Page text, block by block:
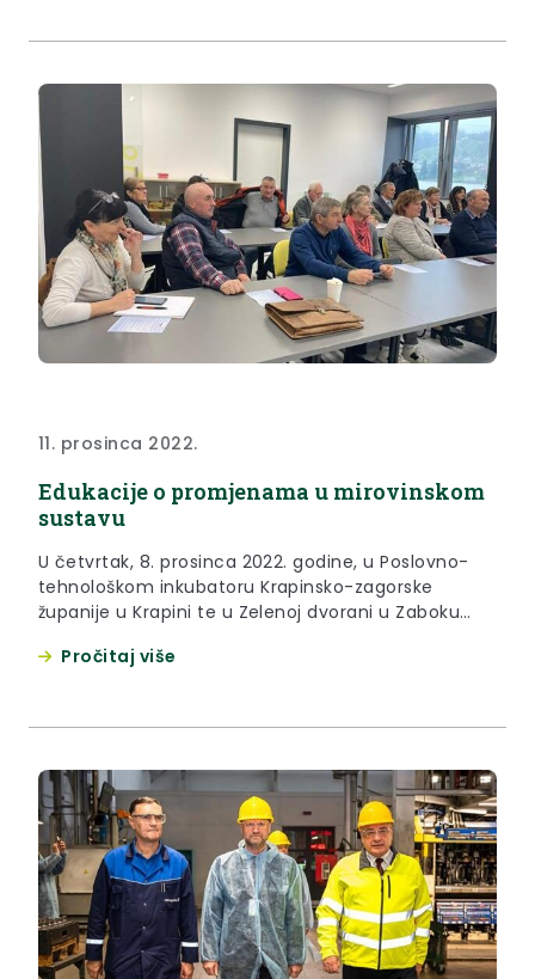
11. prosinca 2022.
Edukacije o promjenama u mirovinskom
sustavu
U četvrtak, 8. prosinca 2022. godine, u Poslovno-
tehnološkom inkubatoru Krapinsko-zagorske
županije u Krapini te u Zelenoj dvorani u Zaboku
umirovljenika s područja županije u organizaciji
Pročitaj više